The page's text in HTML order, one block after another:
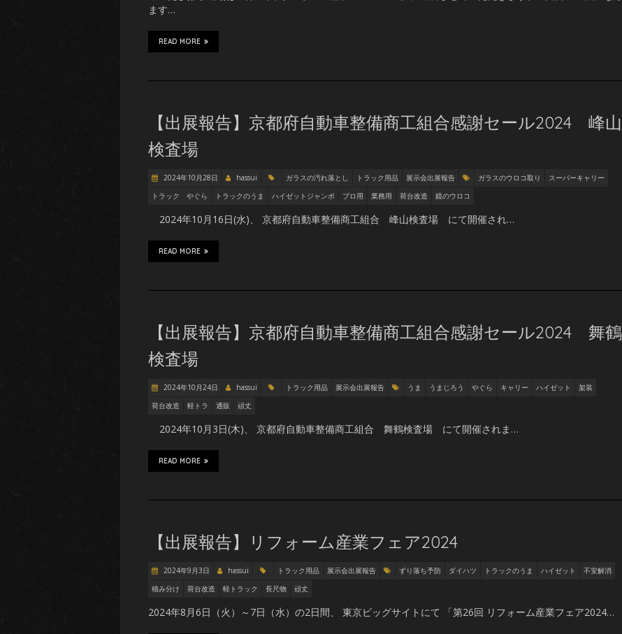
ます…
READ MORE
【出展報告】京都府自動車整備商工組合感謝セール2024 峰山
検査場
2024年10月28日 hassui ガラスの汚れ落とし トラック用品 展示会出展報告 ガラスのウロコ取り
スーパーキャリー
トラック やぐら
トラックのうま ハイゼットジャンボ プロ用 業務用 荷台改造 鏡のウロコ
2024年10月16日(水)、 京都府自動車整備商工組合 峰山検査場 にて開催され…
READ MORE
【出展報告】京都府自動車整備商工組合感謝セール2024 舞鶴
検査場
2024年10月24日 hassui トラック用品 展示会出展報告 うま うまじろう やぐら キャリー ハイゼット
架装
荷台改造
軽トラ 通販 頑丈
2024年10月3日(木)、 京都府自動車整備商工組合 舞鶴検査場 にて開催されま…
READ MORE
【出展報告】リフォーム産業フェア2024
2024年9月3日 hassui トラック用品 展示会出展報告 ずり落ち予防 ダイハツ トラックのうま ハイゼット
不安解消
積み分け
荷台改造 軽トラック 長尺物 頑丈
2024年8月6日（火）～7日（水）の2日間、 東京ビッグサイトにて 「第26回 リフォーム産業フェア2024…